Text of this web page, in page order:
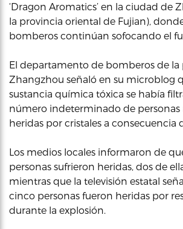
‘Dragon Aromatics’ en la ciudad de
la provincia oriental de Fujian),
bomberos continúan sofocando el
El departamento de bomberos de la
Zhangzhou señaló en su microblog
sustancia química tóxica se había
número indeterminado de personas
heridas por cristales a consecuencia
Los medios locales informaron de
personas sufrieron heridas, dos de
mientras que la televisión estatal
cinco personas fueron heridas por
durante la explosión.